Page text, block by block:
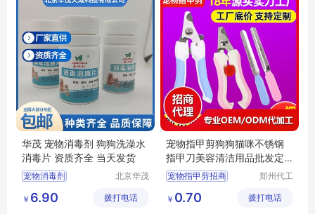
华茂 宠物消毒剂 狗狗洗澡水
消毒片 资质齐全 当天发货
宠物消毒剂
北京华茂
发展有限
￥ 6.90 拨打电话
宠物指甲剪狗狗猫咪不锈钢
指甲刀美容清洁用品批发定
制
宠物指甲剪招商
宠物指甲剪定制
郑州代工
技有限公
￥ 0.70 拨打电话